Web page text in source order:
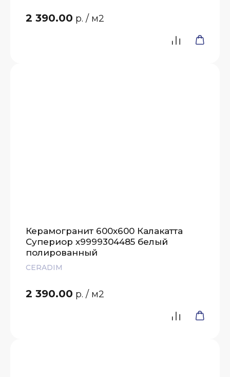
2 390.00 р. / м2
Керамогранит 600х600 Калакатта
Супериор х9999304485 белый
полированный
CERADIM
2 390.00 р. / м2